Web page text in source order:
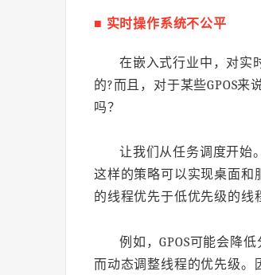
■ 实时操作系统不公平
在嵌入式行业中，对实
的?而且，对于某些GPOS
吗？
让我们从任务调度开始
这样的策略可以实现桌面和
的线程优先于低优先级的线
例如，GPOS可能会降
而动态调整线程的优先级。